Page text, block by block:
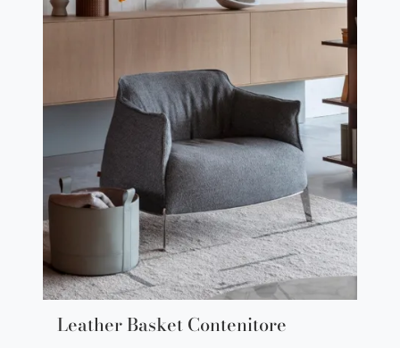
Leather Basket Contenitore